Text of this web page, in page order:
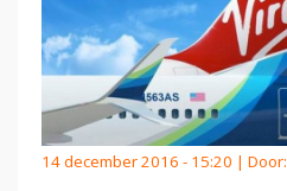
14 december 2016 - 15:20 | Door: